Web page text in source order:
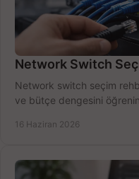
Network Switch
Network switch seçim
ve bütçe dengesini
16 Haziran 2026